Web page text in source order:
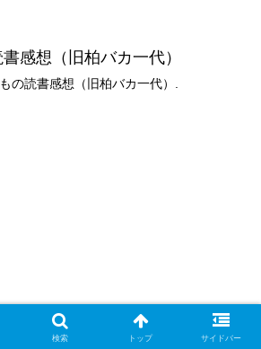
感想（旧柏バカ一代）
の読書感想（旧柏バカ一代）.
検索 トップ サイドバー